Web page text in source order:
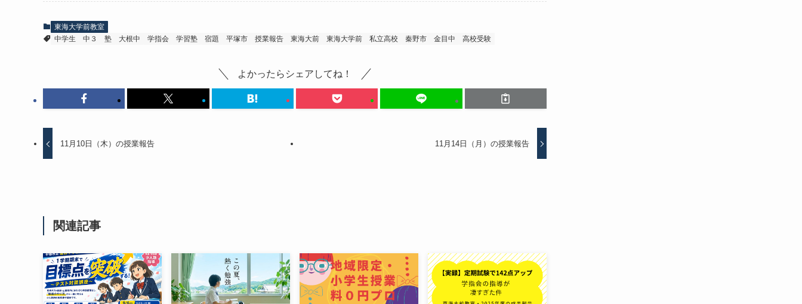
東海大学前教室
中学生
中３ 塾 大根中 学指会 学習塾 宿題 平塚市 授業報告 東海大前 東海大学前 私立高校 秦野市 金目中 高校受験
よかったらシェアしてね！
11月10日（木）の授業報告 11月14日（月）の授業報告
関連記事